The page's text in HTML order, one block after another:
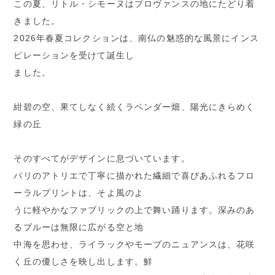
この夏、リトル・シモーヌはプロヴァンスの地にたどり着
きました。
2026年春夏コレクションは、南仏の魅惑的な風景にインス
ピレーションを受けて誕生し
ました。
紺碧の空、果てしなく続くラベンダー畑、陽光にきらめく
緑の丘
そのすべてがデザインに息づいています。
パリのアトリエで丁寧に描かれた繊細で喜びあふれるフロ
ーラルプリントは、そよ風のよ
うに軽やかなファブリックの上で舞い踊ります。深みのあ
るブルーは無限に広がる空と地
中海を思わせ、ライラックやモーブのニュアンスは、花咲
く丘の優しさを映し出します。鮮